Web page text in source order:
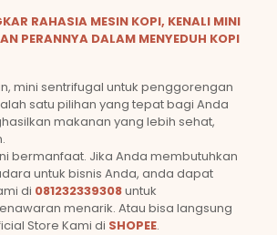
RAHASIA MESIN KOPI, KENALI MINI
PERANNYA DALAM MENYEDUH KOPI
mini sentrifugal untuk penggorengan
satu pilihan yang tepat bagi Anda
makanan yang lebih sehat,
bermanfaat. Jika Anda membutuhkan
untuk bisnis Anda, anda dapat
di 081232339308untuk
menarik. Atau bisa langsung
Store Kami di SHOPEE.